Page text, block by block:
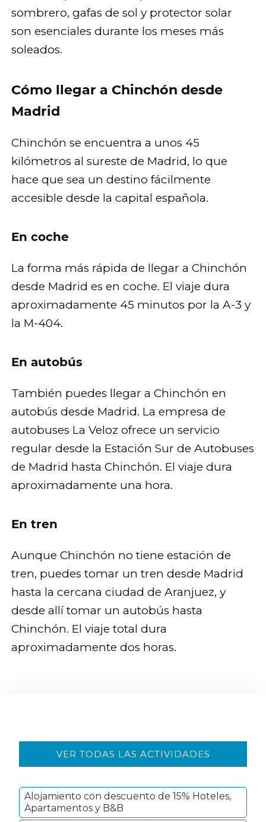
sombrero, gafas de sol y protector solar
son esenciales durante los meses más
soleados.
Cómo llegar a Chinchón desde
Madrid
Chinchón se encuentra a unos 45
kilómetros al sureste de Madrid, lo que
hace que sea un destino fácilmente
accesible desde la capital española.
En coche
La forma más rápida de llegar a Chinchón
desde Madrid es en coche. El viaje dura
aproximadamente 45 minutos por la A-3 y
la M-404.
En autobús
También puedes llegar a Chinchón en
autobús desde Madrid. La empresa de
autobuses La Veloz ofrece un servicio
regular desde la Estación Sur de Autobuses
de Madrid hasta Chinchón. El viaje dura
aproximadamente una hora.
En tren
Aunque Chinchón no tiene estación de
tren, puedes tomar un tren desde Madrid
hasta la cercana ciudad de Aranjuez, y
desde allí tomar un autobús hasta
Chinchón. El viaje total dura
aproximadamente dos horas.
Barra
lateral
primaria
VER TODAS LAS ACTIVIDADES
Alojamiento con descuento de 15% Hoteles,
Apartamentos y B&B